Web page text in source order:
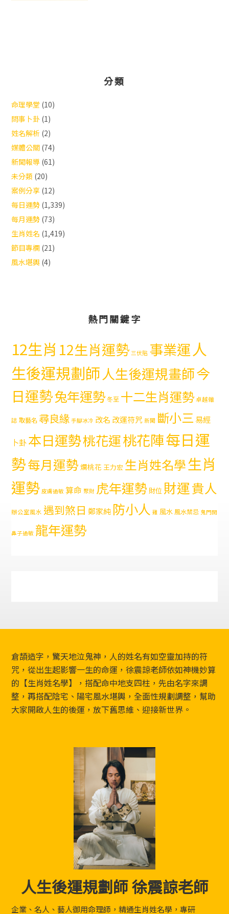
分類
命理學堂 (10)
問事卜卦 (1)
姓名解析 (2)
媒體公關 (74)
新聞報導 (61)
未分類 (20)
案例分享 (12)
每日運勢 (1,339)
每月運勢 (73)
生肖姓名 (1,419)
節目專欄 (21)
風水堪輿 (4)
熱門關鍵字
12生肖 12生肖運勢 三伏貼 事業運人
生後運規劃師人生後運規畫師今
日運勢兔年運勢冬至 十二生肖運勢 卓越雜
誌 取藝名 尋良緣 手腳冰冷 改名 改運符咒 新聞 斷小三易經
卜卦本日運勢桃花運桃花陣每日運
勢每月運勢 爛桃花 王力宏 生肖姓名學生肖
運勢 皮膚過敏 算命 聚財 虎年運勢 財位 財運貴人
辦公室風水 遇到煞日 鄭家純 防小人 雞 風水風水禁忌 鬼門開
鼻子過敏 龍年運勢
Footer
倉頡造字，驚天地泣鬼神，人的姓名有如空靈加持的符
咒，從出生起影響一生的命運，徐震諒老師依如神機妙算
的【生肖姓名學】，搭配命中地支四柱，先由名字來調
整，再搭配陰宅、陽宅風水堪輿，全面性規劃調整，幫助
大家開啟人生的後運，放下舊思維、迎接新世界。
人生後運規劃師 徐震諒老師
企業、名人、藝人御用命理師，精通生肖姓名學，專研